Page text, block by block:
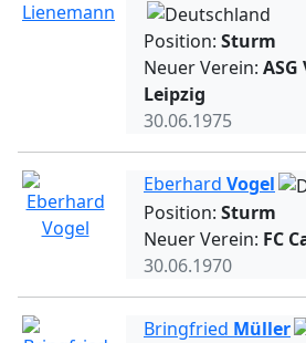
Position: Sturm
Neuer Verein:
Leipzig
30.06.1975
Eberhard Vogel
Position: Sturm
Neuer Verein: FC
30.06.1970
Bringfried Müller